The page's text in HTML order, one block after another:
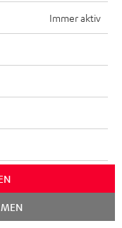
bei Filmen als auch
sind sehr solide
lesen
(automatisch übersetzt *)
Immer aktiv